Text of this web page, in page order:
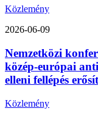
Közlemény
2026-06-09
Nemzetközi
közép-európai
elleni fellépés
Közlemény